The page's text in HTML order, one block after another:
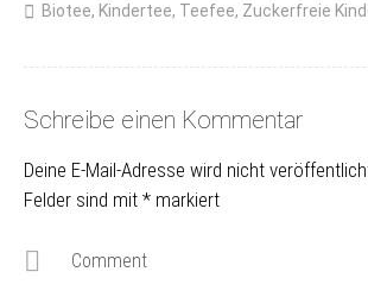
Biotee, Kindertee, Teefee, Zuckerfreie
Schreibe einen Kommentar
Deine E-Mail-Adresse wird nicht
Felder sind mit * markiert
Comment